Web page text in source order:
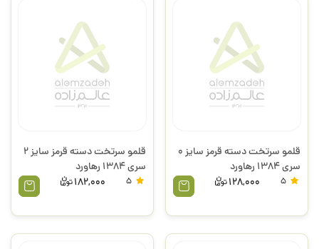
قلمو سرتخت دسته قرمز سایز 0
سری 1384 رهاورد
128,000
قلمو سرتخت دسته قرمز سایز 2
سری 1384 رهاورد
182,000